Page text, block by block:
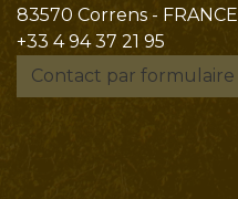
83570 Correns - FRANCE
+33 4 94 37 21 95
Contact par formulaire